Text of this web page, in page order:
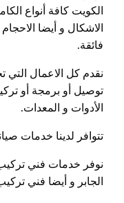
الكويت كافة أنواع
الاشكال و أيضا
فائقة.
نقدم كل الاعمال التي
توصيل أو برمجة أو
الأدوات و المعدات.
تتوافر لدينا خدمات
نوفر خدمات فني تركيب
الجابر و أيضا فني